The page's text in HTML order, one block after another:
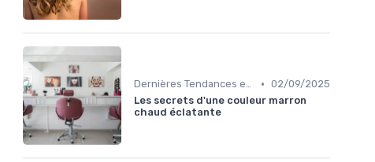
Dernières Tendances en Coloration • 02/09/2025
Les secrets d'une couleur marron
chaud éclatante